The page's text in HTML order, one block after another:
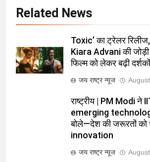
Related News
Toxic’ का ट्रेलर
Kiara Advani की
फिल्म को लेकर बढ़ी
जय राष्ट्र न्यूज
राष्ट्रीय | PM Modi ने
emerging
बोले—देश की जरूरतों को
innovation
जय राष्ट्र न्यूज